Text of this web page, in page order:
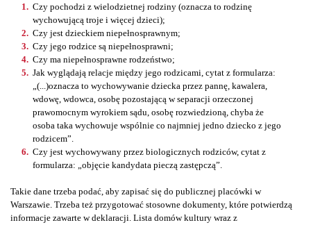
Czy pochodzi z wielodzietnej rodziny (oznacza to rodzinę
wychowującą troje i więcej dzieci);
Czy jest dzieckiem niepełnosprawnym;
Czy jego rodzice są niepełnosprawni;
Czy ma niepełnosprawne rodzeństwo;
Jak wyglądają relacje między jego rodzicami, cytat z formularza:
„(...)oznacza to wychowywanie dziecka przez pannę, kawalera,
wdowę, wdowca, osobę pozostającą w separacji orzeczonej
prawomocnym wyrokiem sądu, osobę rozwiedzioną, chyba że
osoba taka wychowuje wspólnie co najmniej jedno dziecko z jego
rodzicem”.
Czy jest wychowywany przez biologicznych rodziców, cytat z
formularza: „objęcie kandydata pieczą zastępczą”.
Takie dane trzeba podać, aby zapisać się do publicznej placówki w
Warszawie. Trzeba też przygotować stosowne dokumenty, które potwierdzą
informacje zawarte w deklaracji. Lista domów kultury wraz z